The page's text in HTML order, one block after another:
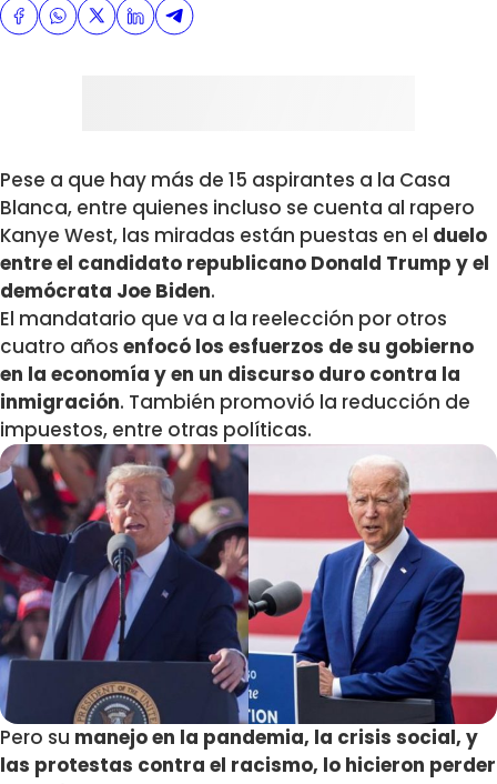
Pese a que hay más de 15 aspirantes a la Casa
Blanca, entre quienes incluso se cuenta al rapero
Kanye West, las miradas están puestas en el duelo
entre el candidato republicano Donald Trump y el
demócrata Joe Biden.
El mandatario que va a la reelección por otros
cuatro años enfocó los esfuerzos de su gobierno
en la economía y en un discurso duro contra la
inmigración. También promovió la reducción de
impuestos, entre otras políticas.
Pero su manejo en la pandemia, la crisis social, y
las protestas contra el racismo, lo hicieron perder